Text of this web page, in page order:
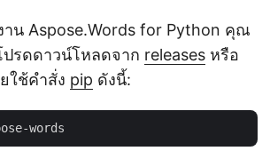
าน Aspose.Words for Python คุณ
ปรดดาวน์โหลดจาก releases หรือ
ใช้คำสั่ง pip ดังนี้: